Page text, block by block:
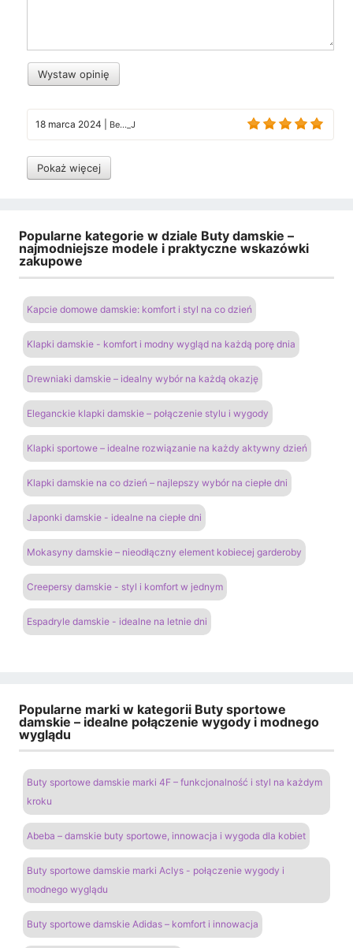
Wystaw opinię
18 marca 2024 Be..._J
Pokaż więcej
Popularne kategorie w dziale Buty damskie –
najmodniejsze modele i praktyczne wskazówki
zakupowe
Kapcie domowe damskie: komfort i styl na co dzień
Klapki damskie - komfort i modny wygląd na każdą porę dnia
Drewniaki damskie – idealny wybór na każdą okazję
Eleganckie klapki damskie – połączenie stylu i wygody
Klapki sportowe – idealne rozwiązanie na każdy aktywny dzień
Klapki damskie na co dzień – najlepszy wybór na ciepłe dni
Japonki damskie - idealne na ciepłe dni
Mokasyny damskie – nieodłączny element kobiecej garderoby
Creepersy damskie - styl i komfort w jednym
Espadryle damskie - idealne na letnie dni
Popularne marki w kategorii Buty sportowe
damskie – idealne połączenie wygody i modnego
wyglądu
Buty sportowe damskie marki 4F – funkcjonalność i styl na każdym
kroku
Abeba – damskie buty sportowe, innowacja i wygoda dla kobiet
Buty sportowe damskie marki Aclys - połączenie wygody i
modnego wyglądu
Buty sportowe damskie Adidas – komfort i innowacja